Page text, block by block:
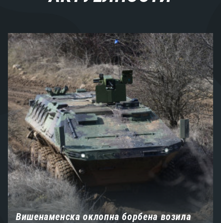
Вишенаменска оклопна борбена возила